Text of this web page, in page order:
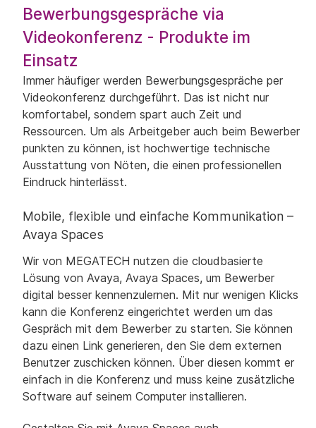
Bewerbungsgespräche via
Videokonferenz - Produkte im
Einsatz
Immer häufiger werden Bewerbungsgespräche per
Videokonferenz durchgeführt. Das ist nicht nur
komfortabel, sondern spart auch Zeit und
Ressourcen. Um als Arbeitgeber auch beim Bewerber
punkten zu können, ist hochwertige technische
Ausstattung von Nöten, die einen professionellen
Eindruck hinterlässt.
Mobile, flexible und einfache Kommunikation –
Avaya Spaces
Wir von MEGATECH nutzen die cloudbasierte
Lösung von Avaya, Avaya Spaces, um Bewerber
digital besser kennenzulernen. Mit nur wenigen Klicks
kann die Konferenz eingerichtet werden um das
Gespräch mit dem Bewerber zu starten. Sie können
dazu einen Link generieren, den Sie dem externen
Benutzer zuschicken können. Über diesen kommt er
einfach in die Konferenz und muss keine zusätzliche
Software auf seinem Computer installieren.